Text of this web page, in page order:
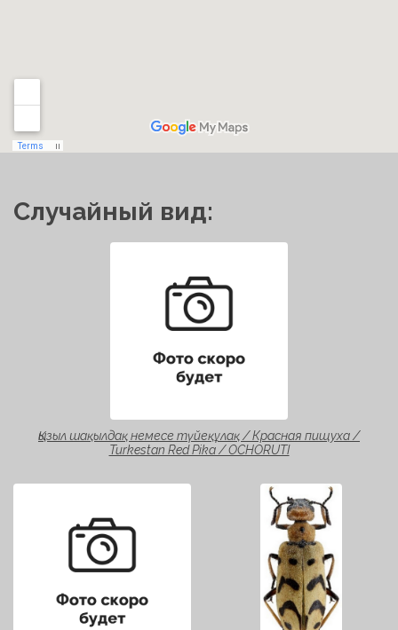
Случайный вид:
Қызыл шақылдақ немесе түйеқұлақ / Красная пищуха /
Turkestan Red Pika / OCHORUTI